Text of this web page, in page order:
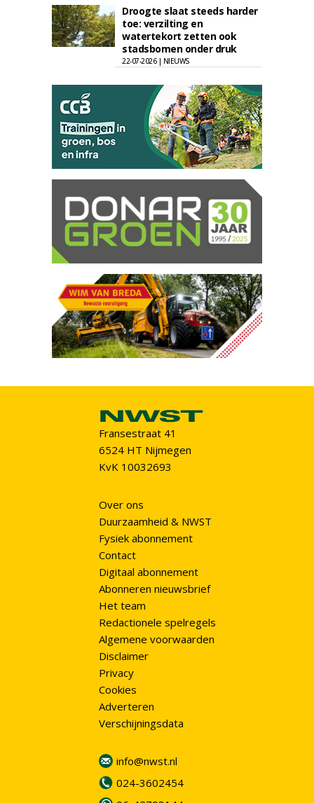
Droogte slaat steeds harder
toe: verzilting en
watertekort zetten ook
stadsbomen onder druk
22-07-2026 | NIEUWS
Fransestraat 41
6524 HT Nijmegen
KvK 10032693
Over ons
Duurzaamheid & NWST
Fysiek abonnement
Contact
Digitaal abonnement
Abonneren nieuwsbrief
Het team
Redactionele spelregels
Algemene voorwaarden
Disclaimer
Privacy
Cookies
Adverteren
Verschijningsdata
info@nwst.nl
024-3602454